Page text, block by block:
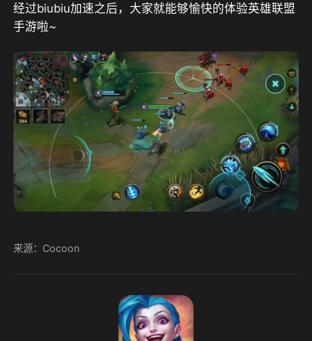
经过biubiu加速之后，大家就能够愉快的体验英雄联盟
手游啦~
来源：Cocoon